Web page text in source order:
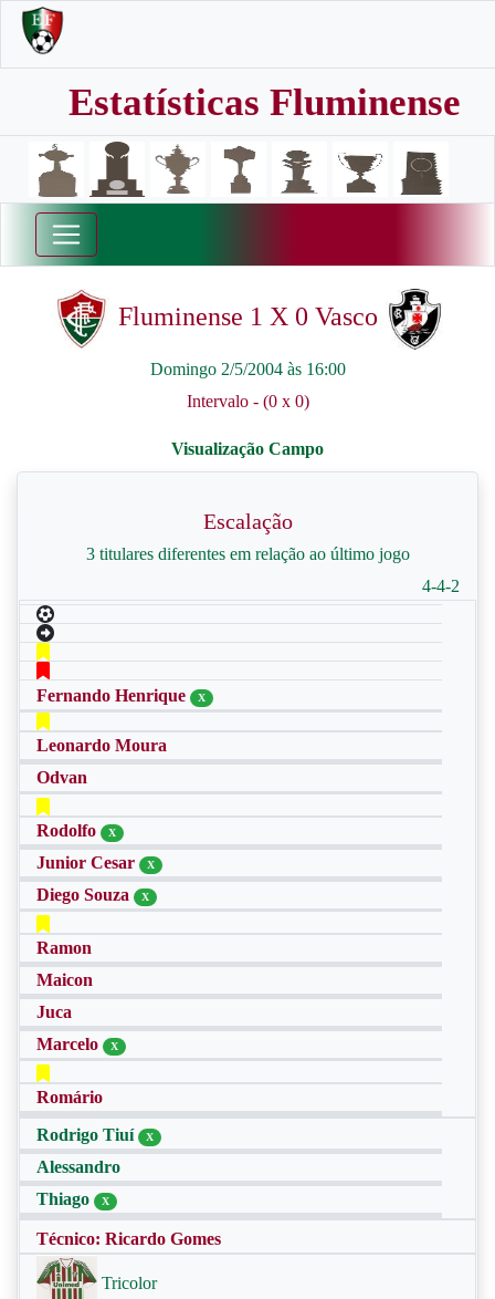
Estatísticas Fluminense
Fluminense 1 X 0 Vasco
Domingo 2/5/2004 às 16:00
Intervalo - (0 x 0)
Escalação
3 titulares diferentes em relação ao último jogo
4-4-2
Fernando Henrique X
Leonardo Moura
Odvan
Rodolfo X
Junior Cesar X
Diego Souza X
Ramon
Maicon
Juca
Marcelo
X
Romário
Rodrigo Tiuí
X
Alessandro
Thiago
X
Técnico: Ricardo Gomes
Tricolor